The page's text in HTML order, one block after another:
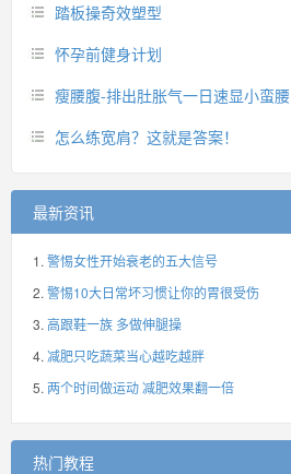
踏板操奇效塑型
怀孕前健身计划
瘦腰腹-排出肚胀气一日速显小蛮腰
怎么练宽肩？这就是答案！
最新资讯
警惕女性开始衰老的五大信号
警惕10大日常坏习惯让你的胃很受伤
高跟鞋一族 多做伸腿操
减肥只吃蔬菜当心越吃越胖
两个时间做运动 减肥效果翻一倍
热门教程